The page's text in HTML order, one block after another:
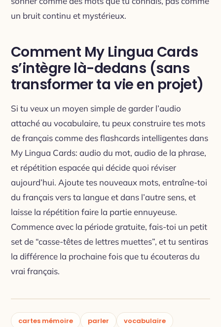
un bruit continu et mystérieux.
Comment My Lingua Cards
s’intègre là-dedans (sans
transformer ta vie en projet)
Si tu veux un moyen simple de garder l’audio
attaché au vocabulaire, tu peux construire tes mots
de français comme des flashcards intelligentes dans
My Lingua Cards: audio du mot, audio de la phrase,
et répétition espacée qui décide quoi réviser
aujourd’hui. Ajoute tes nouveaux mots, entraîne-toi
du français vers ta langue et dans l’autre sens, et
laisse la répétition faire la partie ennuyeuse.
Commence avec la période gratuite, fais-toi un petit
set de “casse-têtes de lettres muettes”, et tu sentiras
la différence la prochaine fois que tu écouteras du
vrai français.
cartes mémoire parler vocabulaire